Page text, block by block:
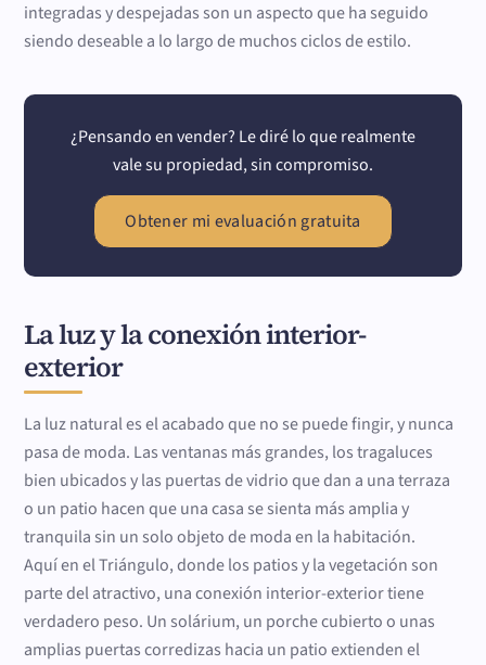
integradas y despejadas son un aspecto que ha seguido
siendo deseable a lo largo de muchos ciclos de estilo.
¿Pensando en vender? Le diré lo que realmente
vale su propiedad, sin compromiso.
Obtener mi evaluación gratuita
La luz y la conexión interior-
exterior
La luz natural es el acabado que no se puede fingir, y nunca
pasa de moda. Las ventanas más grandes, los tragaluces
bien ubicados y las puertas de vidrio que dan a una terraza
o un patio hacen que una casa se sienta más amplia y
tranquila sin un solo objeto de moda en la habitación.
Aquí en el Triángulo, donde los patios y la vegetación son
parte del atractivo, una conexión interior-exterior tiene
verdadero peso. Un solárium, un porche cubierto o unas
amplias puertas corredizas hacia un patio extienden el